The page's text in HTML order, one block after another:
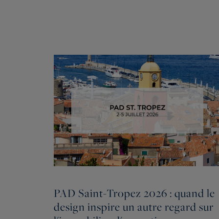
PAD Saint-Tropez 2026 : quand le
design inspire un autre regard sur